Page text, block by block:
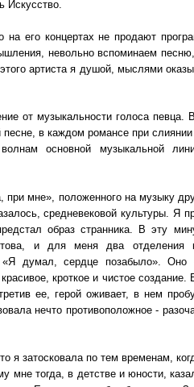
Искусство.
его концертах не продают
невольно вспоминаем песню,
артиста я душой, мыслями
от музыкальности голоса певца.
в каждом романсе при слиянии
основной музыкальной
мне», положенного на музыку
средневековой культуры. Я
образ странника. В эту
и для меня два отделения
«Я думал, сердце позабыло». Оно
кроткое и чистое создание.
ее, герой оживает, в нем
нечто противоположное -
я затосковала по тем временам,
мне тогда, в детстве и юности,